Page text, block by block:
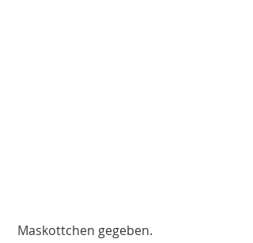
Maskottchen gegeben.